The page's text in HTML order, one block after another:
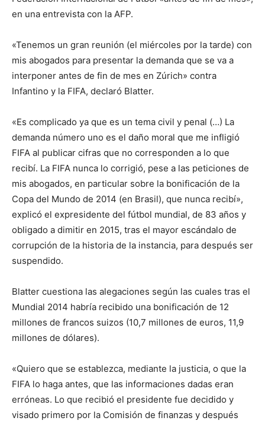
en una entrevista con la AFP.
«Tenemos un gran reunión (el miércoles por la tarde) con
mis abogados para presentar la demanda que se va a
interponer antes de fin de mes en Zúrich» contra
Infantino y la FIFA, declaró Blatter.
«Es complicado ya que es un tema civil y penal (…) La
demanda número uno es el daño moral que me infligió
FIFA al publicar cifras que no corresponden a lo que
recibí. La FIFA nunca lo corrigió, pese a las peticiones de
mis abogados, en particular sobre la bonificación de la
Copa del Mundo de 2014 (en Brasil), que nunca recibí»,
explicó el expresidente del fútbol mundial, de 83 años y
obligado a dimitir en 2015, tras el mayor escándalo de
corrupción de la historia de la instancia, para después ser
suspendido.
Blatter cuestiona las alegaciones según las cuales tras el
Mundial 2014 habría recibido una bonificación de 12
millones de francos suizos (10,7 millones de euros, 11,9
millones de dólares).
«Quiero que se establezca, mediante la justicia, o que la
FIFA lo haga antes, que las informaciones dadas eran
erróneas. Lo que recibió el presidente fue decidido y
visado primero por la Comisión de finanzas y después